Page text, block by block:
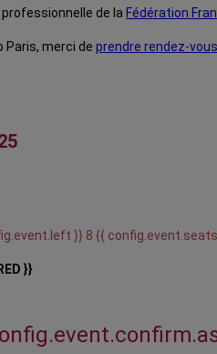
de la Fédération
Paris, merci de prendre rendez-vous
}} 8 {{
}}